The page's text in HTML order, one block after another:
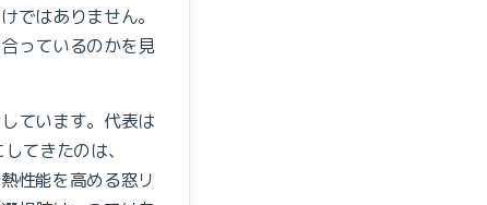
ではありません。
っているのかを見
ています。代表は
てきたのは、
性能を高める窓リ